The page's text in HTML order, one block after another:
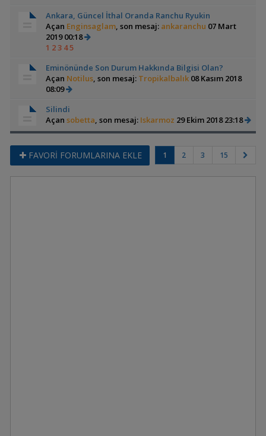
Ankara, Güncel İthal Oranda Ranchu Ryukin
Açan Enginsaglam, son mesaj: ankaranchu 07 Mart
2019 00:18
1 23 45
Eminönünde Son Durum Hakkında Bilgisi Olan?
Açan Notilus, son mesaj: Tropikalbalık08 Kasım 2018
08:09
Silindi
Açan sobetta, son mesaj: Iskarmoz 29 Ekim 2018 23:18
FAVORİ FORUMLARINA EKLE 1 2 3 15